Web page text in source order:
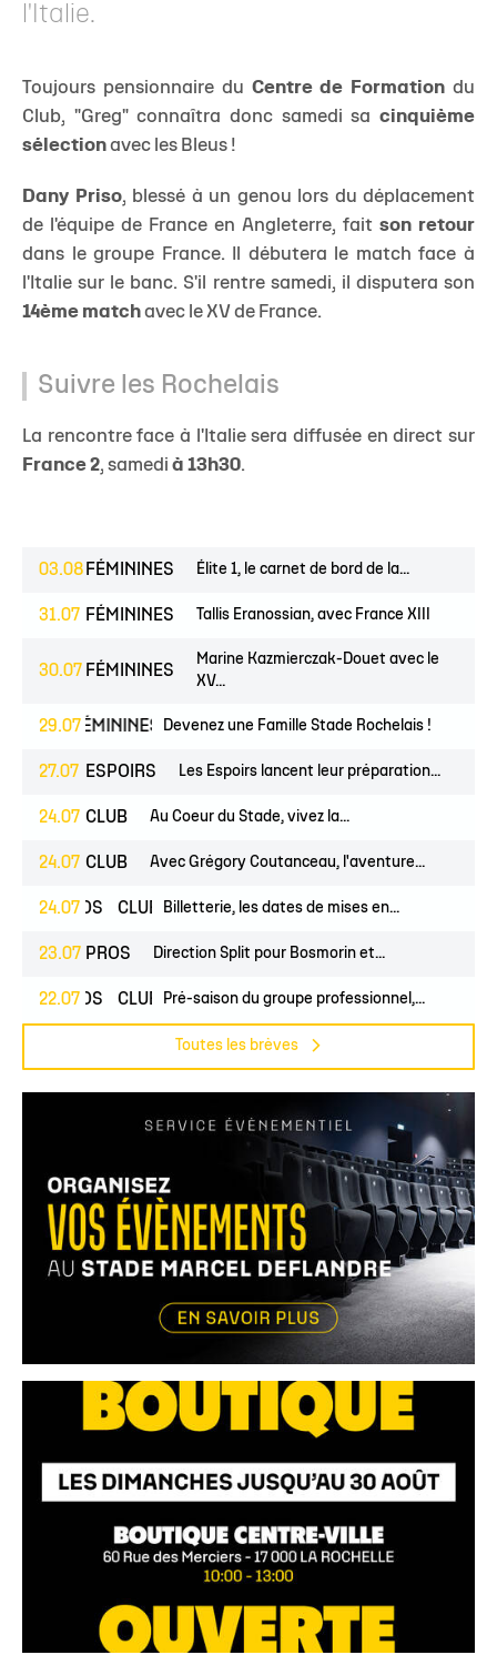
l'Italie.
Toujours pensionnaire du Centre de Formation du
Club, "Greg" connaîtra donc samedi sa cinquième
sélection avec les Bleus !
Dany Priso, blessé à un genou lors du déplacement
de l'équipe de France en Angleterre, fait son retour
dans le groupe France. Il débutera le match face à
l'Italie sur le banc. S'il rentre samedi, il disputera son
14ème match avec le XV de France.
Suivre les Rochelais
La rencontre face à l'Italie sera diffusée en direct sur
France 2, samedi à 13h30.
03.08 FÉMININES Élite 1, le carnet de bord de la...
31.07 FÉMININES Tallis Eranossian, avec France XIII
30.07 FÉMININES
Marine Kazmierczak-Douet avec le
XV...
29.07
FÉMININES CLUB
Devenez une Famille Stade Rochelais !
27.07 ESPOIRS Les Espoirs lancent leur préparation...
24.07 CLUB Au Coeur du Stade, vivez la...
24.07 CLUB Avec Grégory Coutanceau, l'aventure...
24.07
PROS CLUB Billetterie, les dates de mises en...
23.07 PROS Direction Split pour Bosmorin et...
22.07
PROS CLUB Pré-saison du groupe professionnel,...
Toutes les brèves